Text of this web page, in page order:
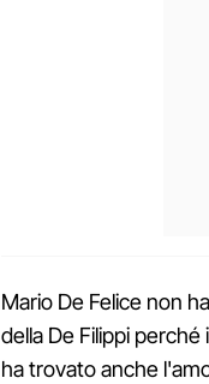
Mario De Felice non
della De Filippi
ha trovato anche